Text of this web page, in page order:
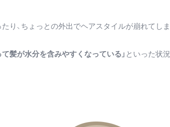
り、ちょっとの外出でヘアスタイルが崩れてしま
て髪が水分を含みやすくなっている」 といった状況